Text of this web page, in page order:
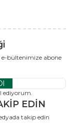
bültenimize abone
ediyorum.
EDİN
takip edin